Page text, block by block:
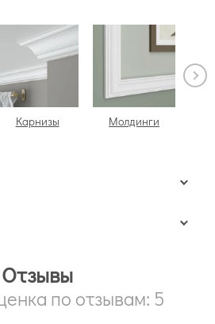
Карнизы Молдинги
Отзывы
по отзывам: 5